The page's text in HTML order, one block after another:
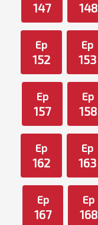
147 148
Ep
152
Ep
153
Ep
157
Ep
158
Ep
162
Ep
163
Ep
167
Ep
168